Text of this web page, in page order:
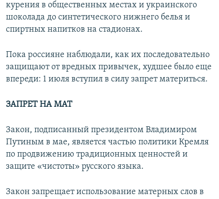
курения в общественных местах и украинского
шоколада до синтетического нижнего белья и
спиртных напитков на стадионах.
Пока россияне наблюдали, как их последовательно
защищают от вредных привычек, худшее было еще
впереди: 1 июля вступил в силу запрет материться.
ЗАПРЕТ НА МАТ
Закон, подписанный президентом Владимиром
Путиным в мае, является частью политики Кремля
по продвижению традиционных ценностей и
защите «чистоты» русского языка.
Закон запрещает использование матерных слов в